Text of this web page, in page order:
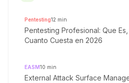
Pentesting12 min
Pentesting Profesional: Que
Cuanto Cuesta en 2026
EASM10 min
External Attack Surface